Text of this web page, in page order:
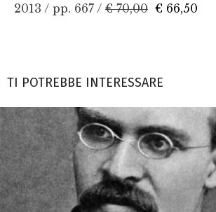
2013 / pp. 667 / € 70,00 € 66,50
TI POTREBBE INTERESSARE